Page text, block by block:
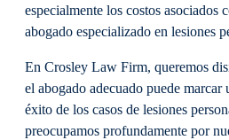
especialmente los costos asociados
abogado especializado en lesiones
En Crosley Law Firm, queremos
el abogado adecuado puede
éxito de los casos de lesiones
preocupamos profundamente por